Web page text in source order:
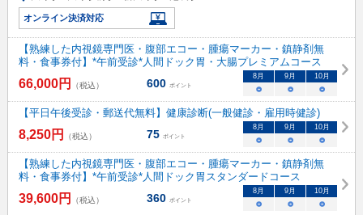
オンライン決済対応
【熟練した内視鏡専門医・腹部エコー・腫瘍マーカー・鎮静剤無
料・食事券付】*午前受診*人間ドック胃・大腸プレミアムコース
66,000円 （税込） 600 ポイント
8月 9月 10月
○ ○ ○
【平日午後受診・郵送代無料】健康診断(一般健診・雇用時健診)
8,250円 （税込） 75 ポイント
8月 9月 10月
○ ○ ○
【熟練した内視鏡専門医・腹部エコー・腫瘍マーカー・鎮静剤無
料・食事券付】*午前受診*人間ドック胃スタンダードコース
39,600円 （税込） 360 ポイント
8月 9月 10月
○ ○ ○